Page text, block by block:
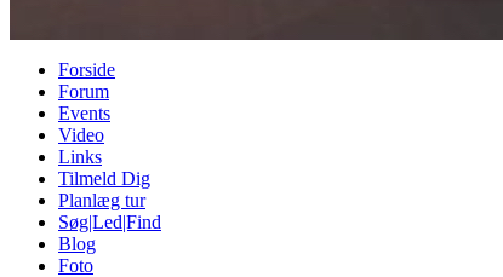
Forside
Forum
Events
Video
Links
Tilmeld Dig
Planlæg tur
Søg|Led|Find
Blog
Foto